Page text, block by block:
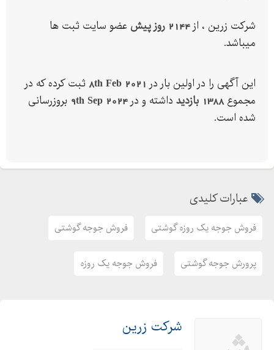
شرکت زرین ، از 2144 روز پیش
عضو سایت ثبت ها
میباشد.
این آگهی را در اولین بار در 8th Feb 2021 ثبت کرده که در
مجموع1388 بازدید داشته و در 9th Sep 2024 بروزرسانی
شده است.
عبارات کلیدی
فروش جوجه یک روزه گوشتی فروش جوجه گوشتی
پرورش جوجه گوشتی فروش جوجه یک روزه
شرکت زرین